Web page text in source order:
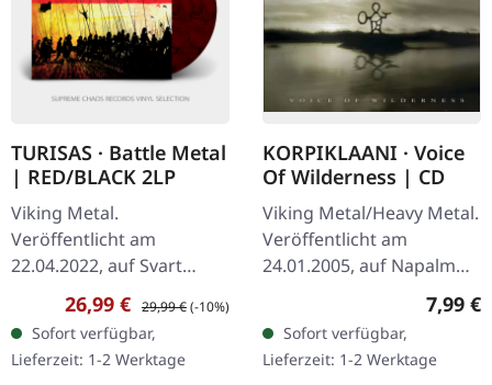
TURISAS · Battle Metal
| RED/BLACK 2LP
Viking Metal.
Veröffentlicht am
22.04.2022, auf Svart
Records. Schwarz/Rotes
Doppel-Vinyl im Gatefold-
Cover mit Poster. Turisas
liefern mit "Battle…
Verkaufspreis:
26,99 € Regulärer Preis:
29,99 €(-10%)
Sofort verfügbar,
Lieferzeit: 1-2 Werktage
KORPIKLAANI · Voice
Of Wilderness | CD
Viking Metal/Heavy Metal.
Veröffentlicht am
24.01.2005, auf Napalm
Records. CD im Jewelcase.
Korpiclaanis zweites
Studioalbum "Voice Of
Wilderness"…
7,99 €
Sofort verfügbar,
Lieferzeit: 1-2 Werktage